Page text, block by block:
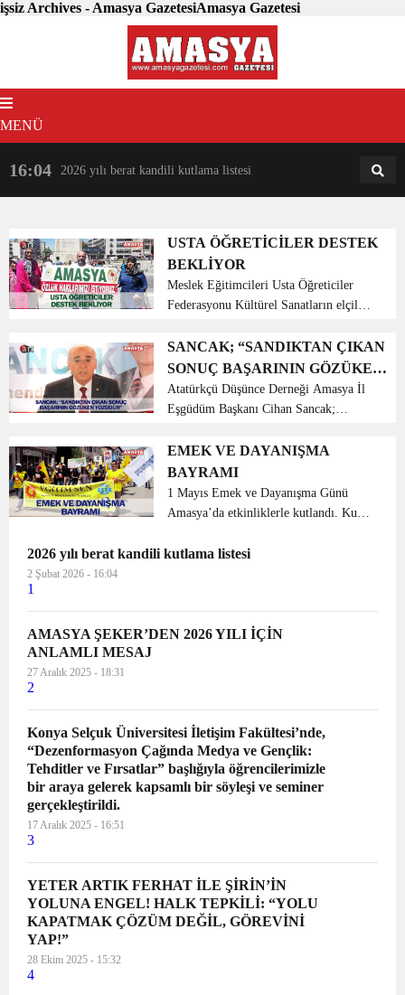
işsiz Archives - Amasya GazetesiAmasya Gazetesi
MENÜ
16:04 2026 yılı berat kandili kutlama listesi 18:31
USTA ÖĞRETİCİLER DESTEK
BEKLİYOR
Meslek Eğitimcileri Usta Öğreticiler
Federasyonu Kültürel Sanatların elçileri
eşitlenmesi için kriterler belirlenerek
kadro tahsislerinin gerçekleştirilmesi
eşit çal...
SANCAK; “SANDIKTAN ÇIKAN
SONUÇ BAŞARININ GÖZÜKEN
YÜZÜDÜR”
Atatürkçü Düşünce Derneği Amasya İl
Eşgüdüm Başkanı Cihan Sancak;
olarak, Anadolu insanının bakışı olarak
ve oy kullanan İstanbulluların
kanaatinin yansıması olar...
EMEK VE DAYANIŞMA
BAYRAMI
1 Mayıs Emek ve Dayanışma Günü
Amasya’da etkinliklerle kutlandı. Kunç
partililerin üyeleri ellerinde dövizlerle
2026 yılı berat kandili kutlama listesi
2 Şubat 2026 - 16:04
1
AMASYA ŞEKER’DEN 2026 YILI İÇİN
ANLAMLI MESAJ
27 Aralık 2025 - 18:31
2
Konya Selçuk Üniversitesi İletişim Fakültesi’nde,
“Dezenformasyon Çağında Medya ve Gençlik:
Tehditler ve Fırsatlar” başlığıyla öğrencilerimizle
bir araya gelerek kapsamlı bir söyleşi ve seminer
gerçekleştirildi.
17 Aralık 2025 - 16:51
3
YETER ARTIK FERHAT İLE ŞİRİN’İN
YOLUNA ENGEL! HALK TEPKİLİ: “YOLU
KAPATMAK ÇÖZÜM DEĞİL, GÖREVİNİ
YAP!”
28 Ekim 2025 - 15:32
4